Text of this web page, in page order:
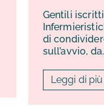
delle Professioni
Pescara ha il piacere
voi l’informazione